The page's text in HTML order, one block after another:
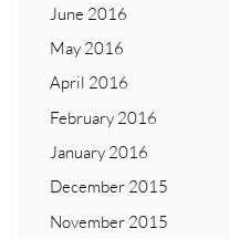
June 2016
May 2016
April 2016
February 2016
January 2016
December 2015
November 2015